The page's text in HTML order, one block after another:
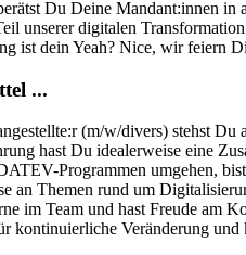
Du Deine Mandant:innen in
unserer digitalen
ist dein Yeah? Nice, wir feiern
...
(m/w/divers) stehst
hast Du idealerweise eine
Programmen umgehen,
an Themen rund um
im Team und hast Freude am
kontinuierliche Veränderung und